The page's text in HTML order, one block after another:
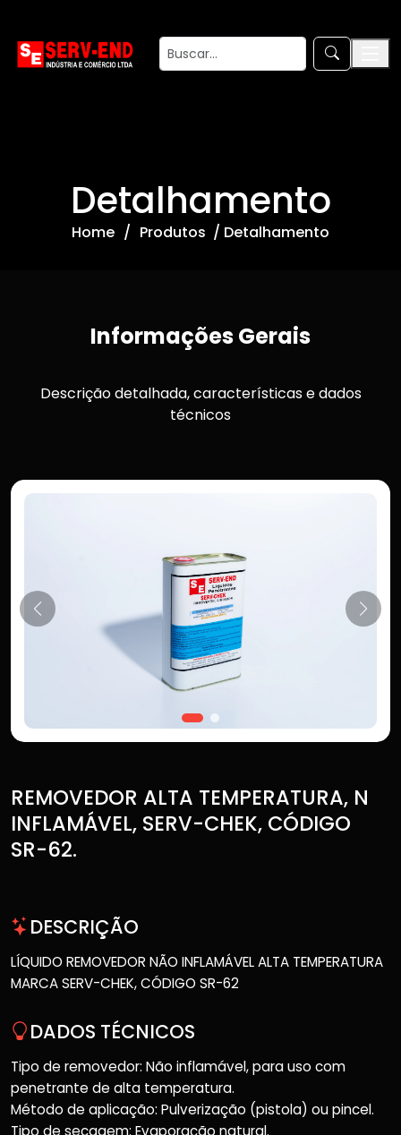
Detalhamento
Home Produtos / Detalhamento
Informações Gerais
Descrição detalhada, características e dados
técnicos
REMOVEDOR ALTA TEMPERATURA, N
INFLAMÁVEL, SERV-CHEK, CÓDIGO
SR-62.
DESCRIÇÃO
LÍQUIDO REMOVEDOR NÃO INFLAMÁVEL ALTA TEMPERATURA
MARCA SERV-CHEK, CÓDIGO SR-62
DADOS TÉCNICOS
Tipo de removedor: Não inflamável, para uso com
penetrante de alta temperatura.
Método de aplicação: Pulverização (pistola) ou pincel.
Tipo de secagem: Evaporação natural.